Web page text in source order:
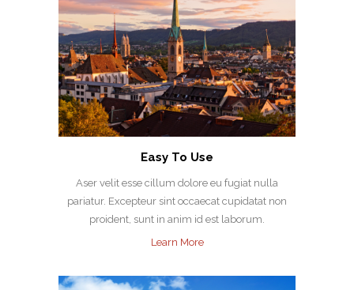
Easy To Use
Aser velit esse cillum dolore eu fugiat nulla
pariatur. Excepteur sint occaecat cupidatat non
proident, sunt in anim id est laborum.
Learn More